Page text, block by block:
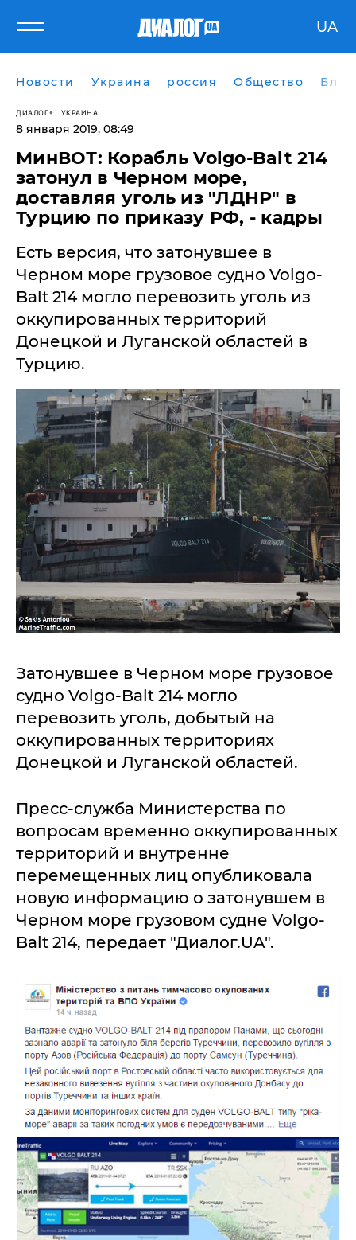
UA
Новости Украина россия Общество
ДИАЛОГ УКРАИНА
8 января 2019, 08:49
МинВОТ: Корабль Volgo-Balt 214
затонул в Черном море,
доставляя уголь из "ЛДНР" в
Турцию по приказу РФ, - кадры
Есть версия, что затонувшее в
Черном море грузовое судно Volgo-
Balt 214 могло перевозить уголь из
оккупированных территорий
Донецкой и Луганской областей в
Турцию.
Затонувшее в Черном море грузовое
судно Volgo-Balt 214 могло
перевозить уголь, добытый на
оккупированных территориях
Донецкой и Луганской областей.
Пресс-служба Министерства по
вопросам временно оккупированных
территорий и внутренне
перемещенных лиц опубликовала
новую информацию о затонувшем в
Черном море грузовом судне Volgo-
Balt 214, передает "Диалог.UA".